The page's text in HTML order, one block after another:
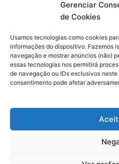
Gerenciar
de Cookies
Usamos tecnologias como cookies
informações do dispositivo. Fazemos
navegação e mostrar anúncios (não)
essas tecnologias nos permitirá
de navegação ou IDs exclusivos
consentimento pode afetar